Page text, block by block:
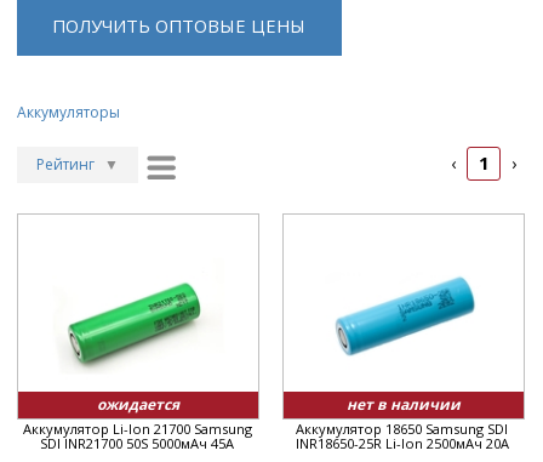
ПОЛУЧИТЬ ОПТОВЫЕ ЦЕНЫ
Аккумуляторы
Рейтинг ▼
▲
Цена ▼
‹ 1 ›
ожидается
Аккумулятор Li-Ion 21700 Samsung
SDI INR21700 50S 5000мАч 45A
нет в наличии
Аккумулятор 18650 Samsung SDI
INR18650-25R Li-Ion 2500мАч 20A